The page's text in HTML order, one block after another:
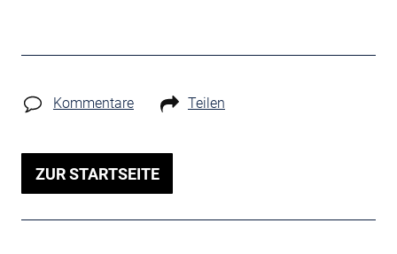
Kommentare Teilen
ZUR STARTSEITE